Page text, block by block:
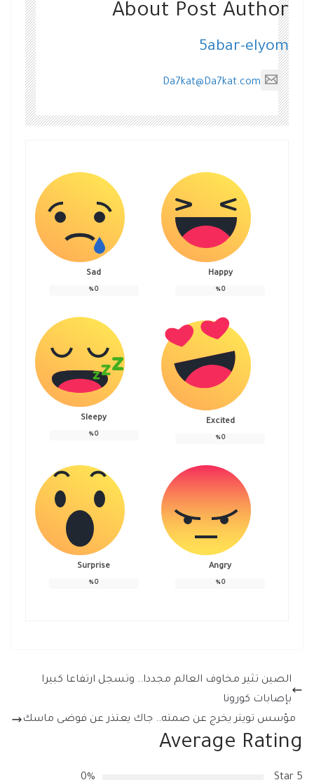
About Post Author
5abar-elyom
Da7kat@Da7kat.com
Happy
0
%
Sad
0
%
Excited
0
%
Sleepy
0
%
Angry
0
%
Surprise
0
%
الصين تثير مخاوف العالم مجددا.. وتسجل ارتفاعا كبيرا
بإصابات كورونا
مؤسس تويتر يخرج عن صمته.. جاك يعتذر عن فوضى ماسك
Average Rating